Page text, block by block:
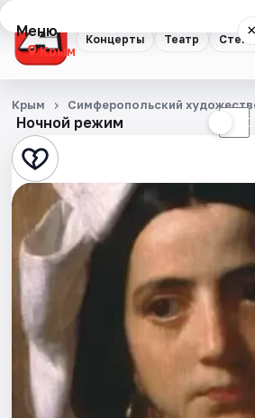
Концерты Театр
Меню ×
Крым
Концерты
Театр
Стендап
События
Города
Площадки
Артисты
Рейтинги
Ночной режим ☾
Крым Симферопольский